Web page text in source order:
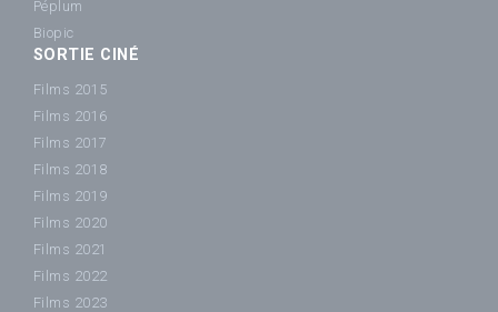
Péplum
Biopic
SORTIE CINÉ
Films 2015
Films 2016
Films 2017
Films 2018
Films 2019
Films 2020
Films 2021
Films 2022
Films 2023